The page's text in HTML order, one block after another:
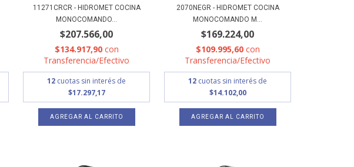
11271CRCR - HIDROMET COCINA
MONOCOMANDO...
$207.566,00
$134.917,90 con
Transferencia/Efectivo
12 cuotas sin interés de
$17.297,17
2070NEGR - HIDROMET COCINA
MONOCOMANDO M...
$169.224,00
$109.995,60 con
Transferencia/Efectivo
12 cuotas sin interés de
$14.102,00